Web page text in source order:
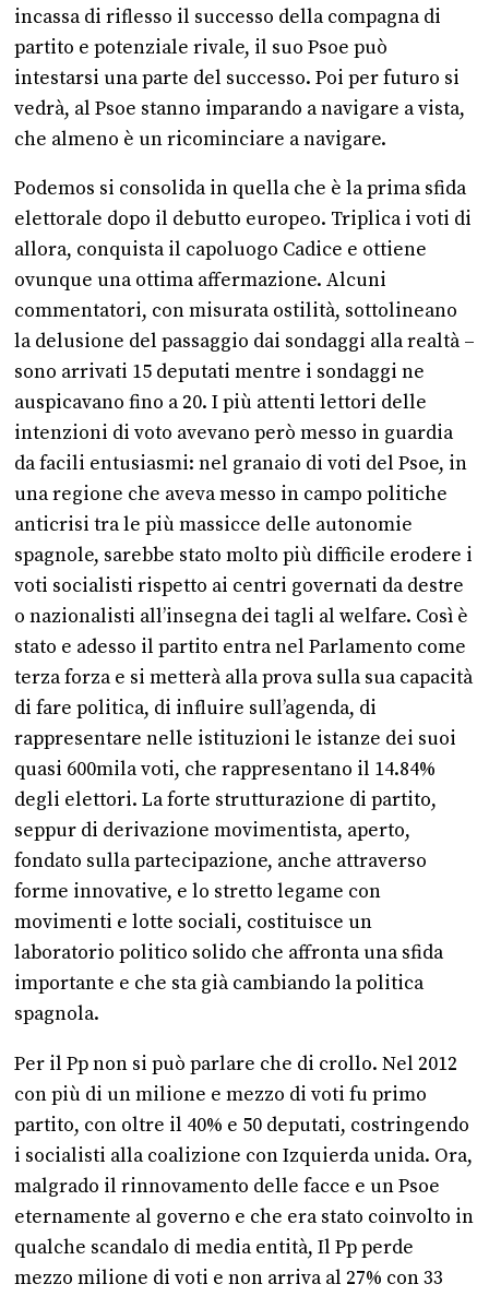
incassa di riflesso il successo della compagna di
partito e potenziale rivale, il suo Psoe può
intestarsi una parte del successo. Poi per futuro si
vedrà, al Psoe stanno imparando a navigare a vista,
che almeno è un ricominciare a navigare.
Podemos si consolida in quella che è la prima sfida
elettorale dopo il debutto europeo. Triplica i voti di
allora, conquista il capoluogo Cadice e ottiene
ovunque una ottima affermazione. Alcuni
commentatori, con misurata ostilità, sottolineano
la delusione del passaggio dai sondaggi alla realtà –
sono arrivati 15 deputati mentre i sondaggi ne
auspicavano fino a 20. I più attenti lettori delle
intenzioni di voto avevano però messo in guardia
da facili entusiasmi: nel granaio di voti del Psoe, in
una regione che aveva messo in campo politiche
anticrisi tra le più massicce delle autonomie
spagnole, sarebbe stato molto più difficile erodere i
voti socialisti rispetto ai centri governati da destre
o nazionalisti all’insegna dei tagli al welfare. Così è
stato e adesso il partito entra nel Parlamento come
terza forza e si metterà alla prova sulla sua capacità
di fare politica, di influire sull’agenda, di
rappresentare nelle istituzioni le istanze dei suoi
quasi 600mila voti, che rappresentano il 14.84%
degli elettori. La forte strutturazione di partito,
seppur di derivazione movimentista, aperto,
fondato sulla partecipazione, anche attraverso
forme innovative, e lo stretto legame con
movimenti e lotte sociali, costituisce un
laboratorio politico solido che affronta una sfida
importante e che sta già cambiando la politica
spagnola.
Per il Pp non si può parlare che di crollo. Nel 2012
con più di un milione e mezzo di voti fu primo
partito, con oltre il 40% e 50 deputati, costringendo
i socialisti alla coalizione con Izquierda unida. Ora,
malgrado il rinnovamento delle facce e un Psoe
eternamente al governo e che era stato coinvolto in
qualche scandalo di media entità, Il Pp perde
mezzo milione di voti e non arriva al 27% con 33